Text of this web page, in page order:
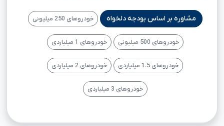
مشاوره بر اساس بودجه دلخواه خودروهای 250 میلیونی
خودروهای 500 میلیونی خودروهای 1 میلیاردی
خودروهای 1.5 میلیاردی خودروهای 2 میلیاردی
خودروهای 3 میلیاردی